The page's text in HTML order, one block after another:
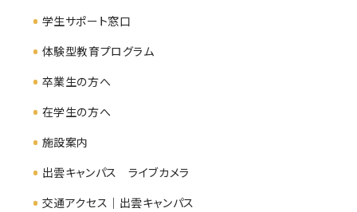
学生サポート窓口
体験型教育プログラム
卒業生の方へ
在学生の方へ
施設案内
出雲キャンパス ライブカメラ
交通アクセス｜出雲キャンパス